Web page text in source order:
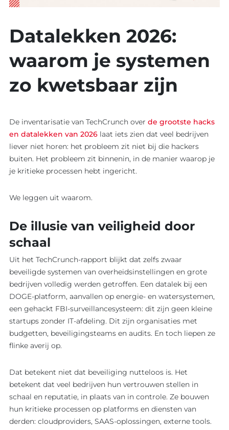
Overzicht
BLOG
Overzicht
Datalekken 2026:
waarom je systemen
zo kwetsbaar zijn
De inventarisatie van TechCrunch over de grootste hacks
en datalekken van 2026 laat iets zien dat veel bedrijven
liever niet horen: het probleem zit niet bij die hackers
buiten. Het probleem zit binnenin, in de manier waarop je
je kritieke processen hebt ingericht.
We leggen uit waarom.
De illusie van veiligheid door
schaal
Uit het TechCrunch-rapport blijkt dat zelfs zwaar
beveiligde systemen van overheidsinstellingen en grote
bedrijven volledig werden getroffen. Een datalek bij een
DOGE-platform, aanvallen op energie- en watersystemen,
een gehackt FBI-surveillancesysteem: dit zijn geen kleine
startups zonder IT-afdeling. Dit zijn organisaties met
budgetten, beveiligingsteams en audits. En toch liepen ze
flinke averij op.
Dat betekent niet dat beveiliging nutteloos is. Het
betekent dat veel bedrijven hun vertrouwen stellen in
schaal en reputatie, in plaats van in controle. Ze bouwen
hun kritieke processen op platforms en diensten van
derden: cloudproviders, SAAS-oplossingen, externe tools.